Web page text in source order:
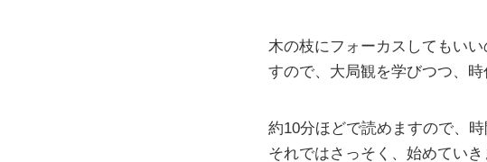
木の枝にフォーカスしてもい
すので、大局観を学びつつ、
約10分ほどで読めますので、
それではさっそく、始めていき